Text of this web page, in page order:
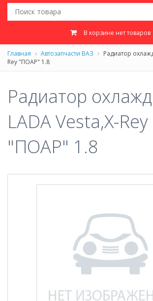
В корзине нет товаров
Главная Автозапчасти ВАЗ
Радиатор
Rey "ПОАР" 1.8
Радиатор
LADA Vesta,X-Rey
"ПОАР" 1.8